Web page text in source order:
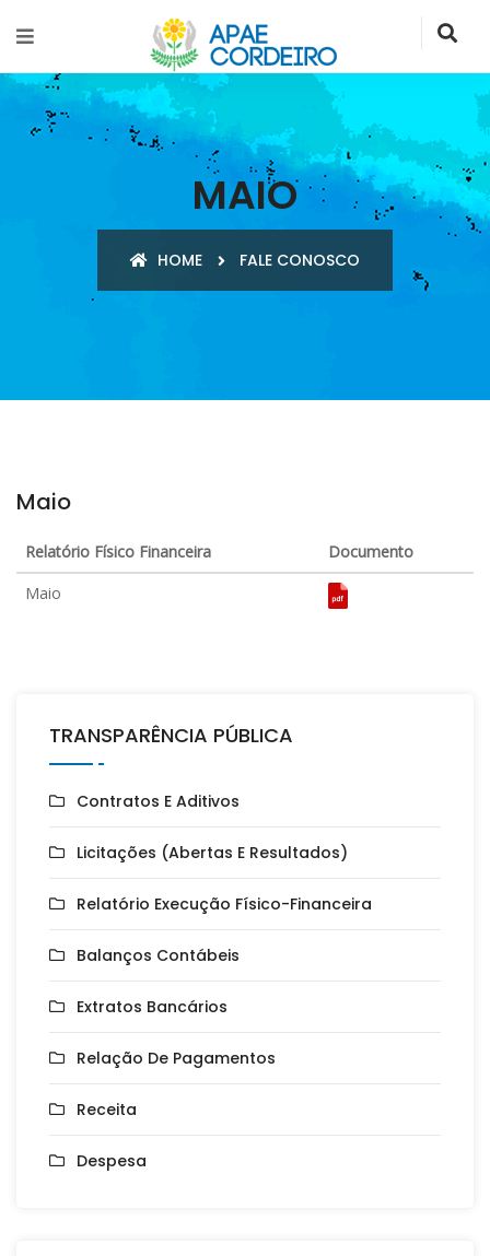
MAIO
HOME FALE CONOSCO
Maio
Relatório Físico Financeira
Documento
Maio
TRANSPARÊNCIA PÚBLICA
Contratos E Aditivos
Licitações (Abertas E Resultados)
Relatório Execução Físico-Financeira
Balanços Contábeis
Extratos Bancários
Relação De Pagamentos
Receita
Despesa